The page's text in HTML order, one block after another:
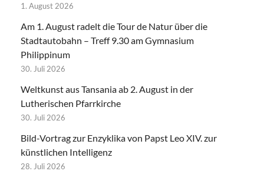
1. August 2026
Am 1. August radelt die Tour de Natur über die
Stadtautobahn – Treff 9.30 am Gymnasium
Philippinum
30. Juli 2026
Weltkunst aus Tansania ab 2. August in der
Lutherischen Pfarrkirche
30. Juli 2026
Bild-Vortrag zur Enzyklika von Papst Leo XIV. zur
künstlichen Intelligenz
28. Juli 2026